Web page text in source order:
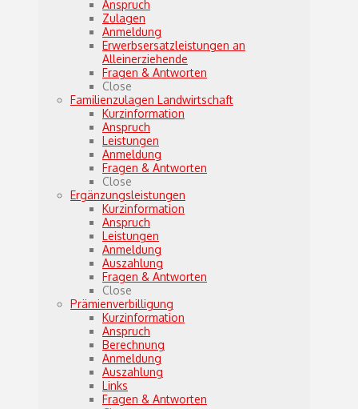
Anspruch
Zulagen
Anmeldung
Erwerbsersatzleistungen an
Alleinerziehende
Fragen & Antworten
Close
Familienzulagen Landwirtschaft
Kurzinformation
Anspruch
Leistungen
Anmeldung
Fragen & Antworten
Close
Ergänzungsleistungen
Kurzinformation
Anspruch
Leistungen
Anmeldung
Auszahlung
Fragen & Antworten
Close
Prämienverbilligung
Kurzinformation
Anspruch
Berechnung
Anmeldung
Auszahlung
Links
Fragen & Antworten